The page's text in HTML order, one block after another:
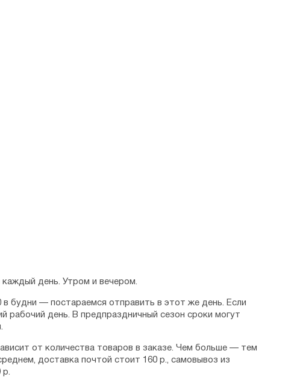
день. Утром и вечером.
в будни — постараемся отправить в этот же день. Если
рабочий день. В предпраздничный сезон сроки могут
от количества товаров в заказе. Чем больше — тем
доставка почтой стоит 160 р., самовывоз из
р.